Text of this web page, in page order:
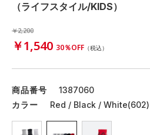
（ライフスタイル/KIDS）
￥2,200
￥1,540 30％OFF （税込）
商品番号
1387060
カラー
Red / Black / White(602)